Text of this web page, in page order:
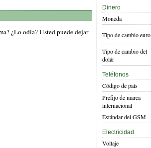
¿Lo odia? Usted puede dejar
Dinero
Moneda
Tipo de cambio euro
Tipo de cambio del
dolár
Teléfonos
Código de país
Prefijo de marca
internacional
Estándar del GSM
Electricidad
Voltaje